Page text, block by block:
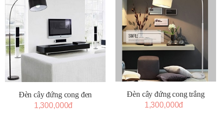
Đèn cây đứng cong đen
1,300,000đ
Đèn cây đứng cong trắng
1,300,000đ